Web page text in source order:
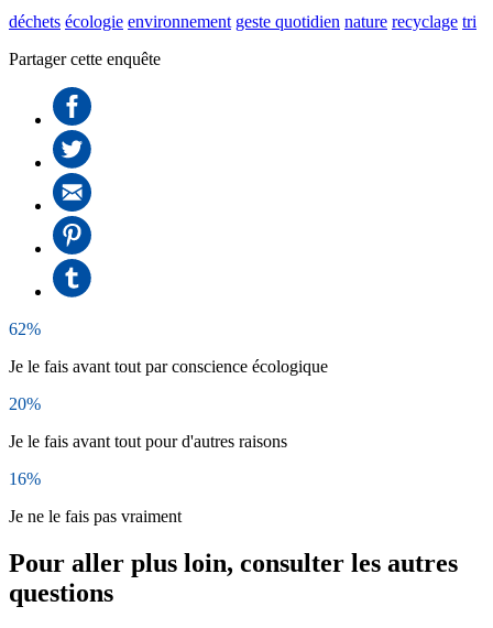
déchets écologie environnement geste quotidien nature recyclage tri
Partager cette enquête
62%
Je le fais avant tout par conscience écologique
20%
Je le fais avant tout pour d'autres raisons
16%
Je ne le fais pas vraiment
Pour aller plus loin, consulter les autres
questions